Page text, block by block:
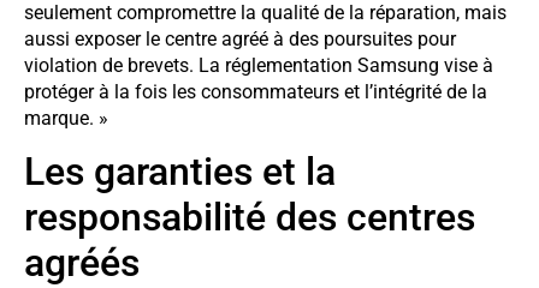
seulement compromettre la qualité de la réparation, mais
aussi exposer le centre agréé à des poursuites pour
violation de brevets. La réglementation Samsung vise à
protéger à la fois les consommateurs et l’intégrité de la
marque. »
Les garanties et la
responsabilité des centres
agréés